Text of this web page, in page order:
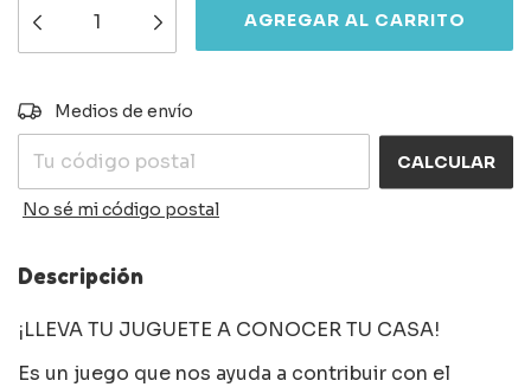
Entregas para el CP:
Medios de envío
CALCULAR
No sé mi código postal
Descripción
¡LLEVA TU JUGUETE A CONOCER TU CASA!
Es un juego que nos ayuda a contribuir con el